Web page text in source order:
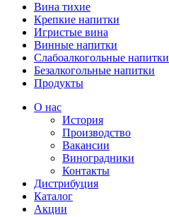
Вина тихие
Крепкие напитки
Игристые вина
Винные напитки
Слабоалкогольные напитки
Безалкогольные напитки
Продукты
О нас
История
Производство
Вакансии
Виноградники
Контакты
Дистрибуция
Каталог
Акции